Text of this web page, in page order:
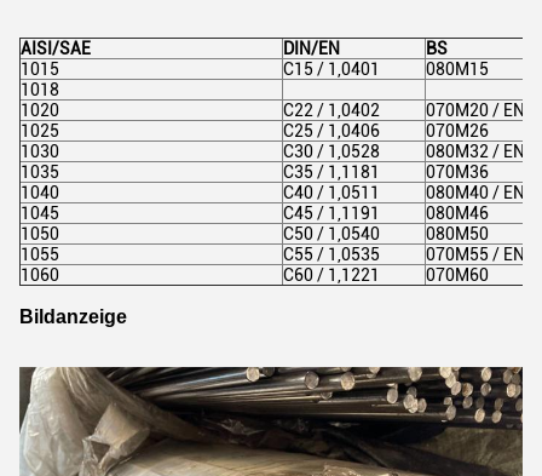
AISI/SAE DIN/EN
BS
1015
C15 / 1,0401
080M15
1018
1020
C22 / 1,0402
070M20 / EN3
1025
C25 / 1,0406
070M26
1030
C30 / 1,0528
080M32 / EN5
1035
C35 / 1,1181
070M36
1040
C40 / 1,0511
080M40 / EN8
1045
C45 / 1,1191
080M46
1050
C50 / 1,0540
080M50
1055
C55 / 1,0535
070M55 / EN9
1060
C60 / 1,1221 070M60
Bildanzeige